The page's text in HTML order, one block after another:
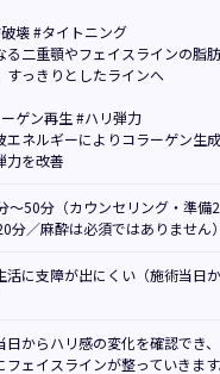
壊 #タイトニング
る二重顎やフェイスラインの脂
すっきりとしたラインへ
ゲン再生 #ハリ弾力
エネルギーによりコラーゲン生
力を改善
〜50分（カウンセリング・準備
分／麻酔は必須ではありません）
活に支障が出にくい（施術当日
日からハリ感の変化を確認でき
フェイスラインが整っていきます